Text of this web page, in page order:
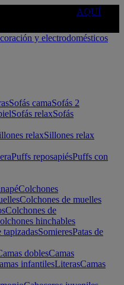
AQUÍ
Sofás camaSofás 2
Sofás relaxSofás
relaxSillones relax
Puffs reposapiésPuffs con
Colchones
Colchones de muelles
Colchones de
hinchables
tapizadasSomieresPatas de
doblesCamas
infantilesLiterasCamas